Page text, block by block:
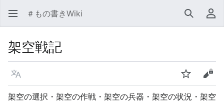
＃もの書きWiki 検索 利
架空戦記
言語 ウォッチソ
架空の選択・架空の作戦・架空の兵器・架空の状況・架空